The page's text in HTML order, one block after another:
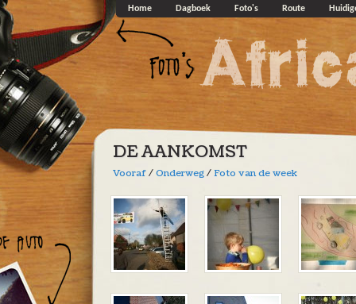
Overslaan en naar de algemene inhoud gaan
Home Dagboek Foto's Route
DE AANKOMST
Vooraf/Onderweg/Foto van de week